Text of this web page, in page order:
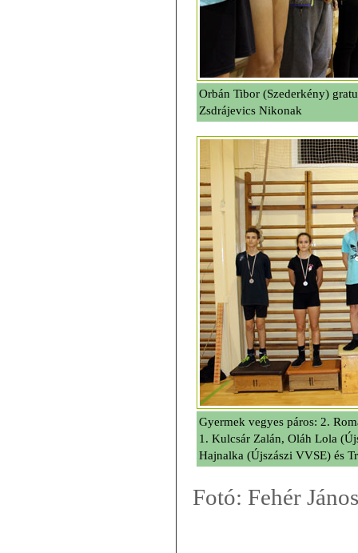
Orbán Tibor (Szederkény)
Zsdrájevics Nikonak
Gyermek vegyes páros: 2.
1. Kulcsár Zalán, Oláh Lola
Hajnalka (Újszászi VVSE) és
Fotó: Fehér János